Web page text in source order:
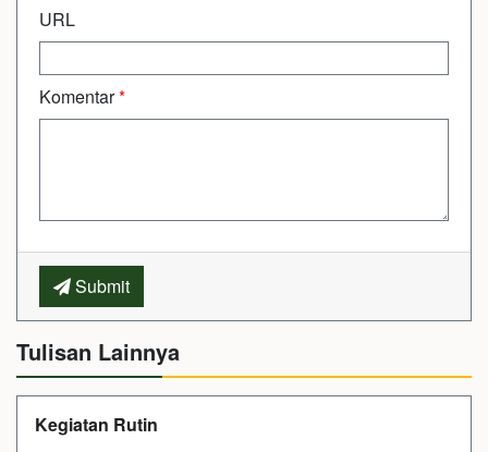
URL
Komentar*
Submit
Tulisan Lainnya
Kegiatan Rutin